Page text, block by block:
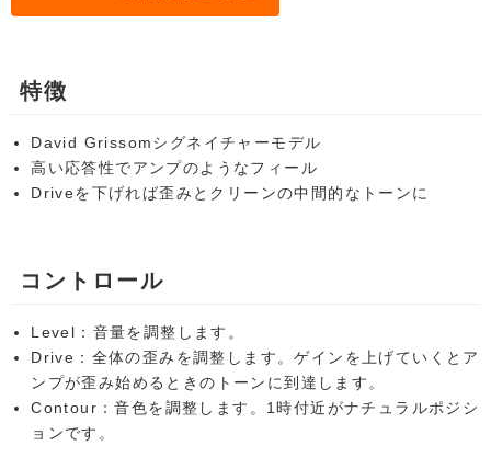
特徴
David Grissomシグネイチャーモデル
高い応答性でアンプのようなフィール
Driveを下げれば歪みとクリーンの中間的なトーンに
コントロール
Level：音量を調整します。
Drive：全体の歪みを調整します。ゲインを上げていくとア
ンプが歪み始めるときのトーンに到達します。
Contour：音色を調整します。1時付近がナチュラルポジシ
ョンです。